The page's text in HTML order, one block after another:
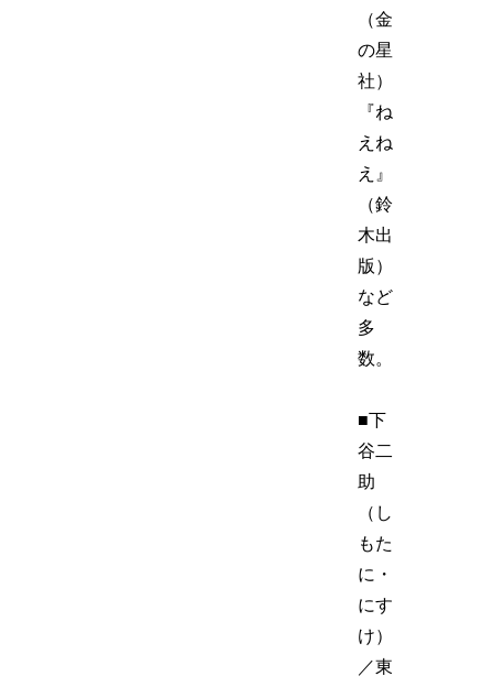
（金
の星
社）
『ね
えね
え』
（鈴
木出
版）
など
多
数。
■下
谷二
助
（し
もた
に・
にす
け）
／東